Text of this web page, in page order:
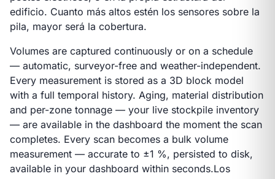
edificio. Cuanto más altos estén los sensores sobre la
pila, mayor será la cobertura.
Volumes are captured continuously or on a schedule
— automatic, surveyor-free and weather-independent.
Every measurement is stored as a 3D block model
with a full temporal history. Aging, material distribution
and per-zone tonnage — your live stockpile inventory
— are available in the dashboard the moment the scan
completes. Every scan becomes a bulk volume
measurement — accurate to ±1 %, persisted to disk,
available in your dashboard within seconds.Los